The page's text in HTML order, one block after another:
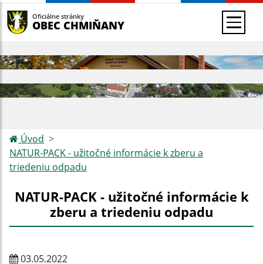
Oficiálne stránky
OBEC CHMIŇANY
Úvod
NATUR-PACK - užitočné informácie k zberu a
triedeniu odpadu
NATUR-PACK - užitočné informácie k
zberu a triedeniu odpadu
03.05.2022